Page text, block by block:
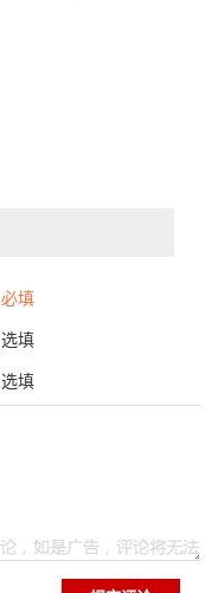
必填
选填
选填